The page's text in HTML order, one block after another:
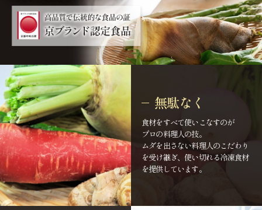
無駄なく
食材をすべて使いこなすのが
プロの料理人の技。
ムダを出さない料理人のこだわり
を受け継ぎ、使い切れる冷凍食材
を提供しています。